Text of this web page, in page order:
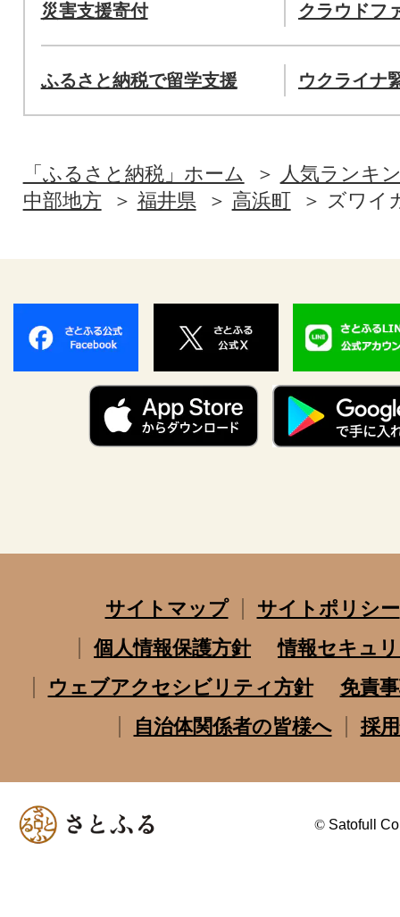
災害支援寄付 クラウドフ
ふるさと納税で留学支援 ウクライナ
「ふるさと納税」ホーム
人気ランキ
中部地方
福井県 高浜町 ズワイ
サイトマップ
サイトポリシー
個人情報保護方針
情報セキュ
ウェブアクセシビリティ方針
免責
自治体関係者の皆様へ
採
© Satofull